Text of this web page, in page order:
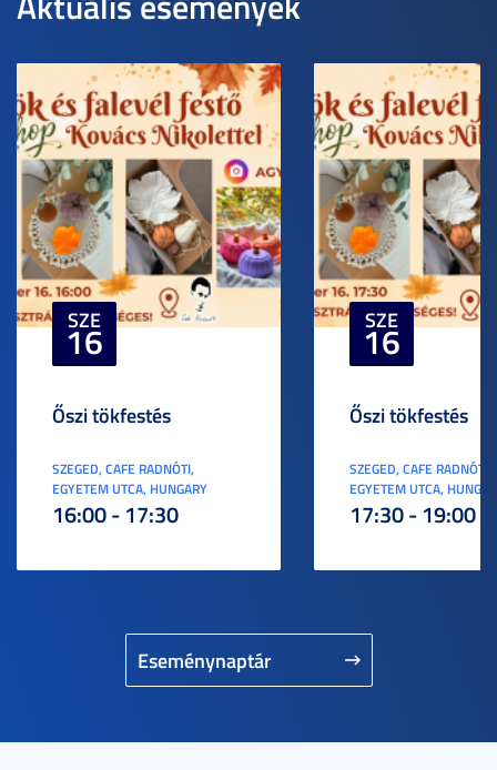
Eseménynaptár
SZE
16
Őszi tökfestés
SZEGED, CAFE RADNÓTI,
EGYETEM UTCA, HUNGARY
16:00 - 17:30
SZE
16
Őszi tökfestés
SZEGED, CAFE RADNÓTI,
EGYETEM UTCA,
17:30 - 19:00